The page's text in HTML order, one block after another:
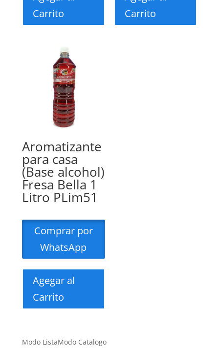
Carrito
Carrito
Aromatizante
para casa
(Base alcohol)
Fresa Bella 1
Litro PLim51
Comprar por
WhatsApp
Agegar al
Carrito
Modo ListaModo Catalogo